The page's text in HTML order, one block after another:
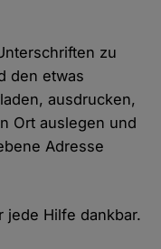
zu
den etwas
ausdrucken,
Ort auslegen und
Adresse
jede Hilfe dankbar.